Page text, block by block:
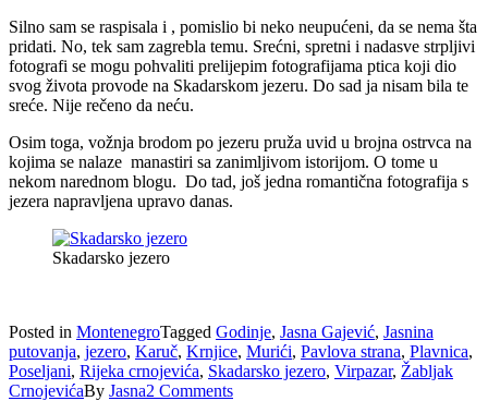
Silno sam se raspisala i , pomislio bi neko neupućeni, da se nema šta
pridati. No, tek sam zagrebla temu. Srećni, spretni i nadasve strpljivi
fotografi se mogu pohvaliti prelijepim fotografijama ptica koji dio
svog života provode na Skadarskom jezeru. Do sad ja nisam bila te
sreće. Nije rečeno da neću.
Osim toga, vožnja brodom po jezeru pruža uvid u brojna ostrvca na
kojima se nalaze manastiri sa zanimljivom istorijom. O tome u
nekom narednom blogu. Do tad, još jedna romantična fotografija s
jezera napravljena upravo danas.
Skadarsko jezero
Posted in MontenegroTagged Godinje, Jasna Gajević, Jasnina
putovanja, jezero, Karuč, Krnjice, Murići, Pavlova strana, Plavnica,
Poseljani, Rijeka crnojevića, Skadarsko jezero, Virpazar, Žabljak
CrnojevićaBy Jasna2 Comments